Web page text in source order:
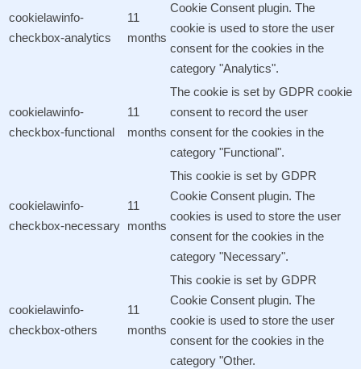
cookielawinfo-
checkbox-analytics
11
months
Cookie Consent plugin. The
cookie is used to store the user
consent for the cookies in the
category "Analytics".
cookielawinfo-
checkbox-functional
11
months
The cookie is set by GDPR cookie
consent to record the user
consent for the cookies in the
category "Functional".
cookielawinfo-
checkbox-necessary
11
months
This cookie is set by GDPR
Cookie Consent plugin. The
cookies is used to store the user
consent for the cookies in the
category "Necessary".
cookielawinfo-
checkbox-others
11
months
This cookie is set by GDPR
Cookie Consent plugin. The
cookie is used to store the user
consent for the cookies in the
category "Other.